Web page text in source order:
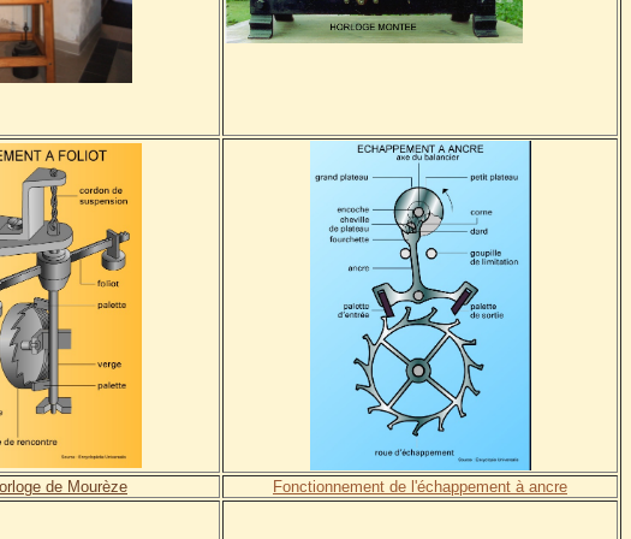
de Mourèze Fonctionnement de l'échappement à ancre